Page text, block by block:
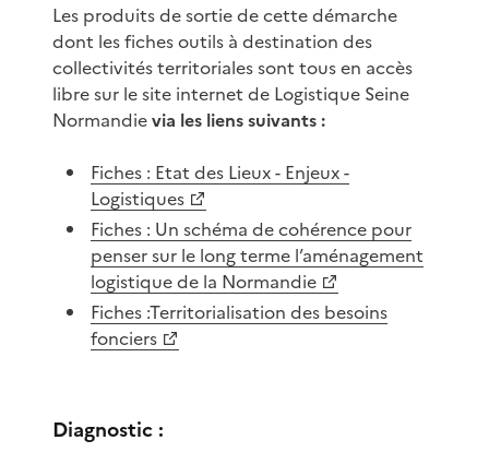
Les produits de sortie de cette démarche
dont les fiches outils à destination des
collectivités territoriales sont tous en accès
libre sur le site internet de Logistique Seine
Normandievia les liens suivants :
Fiches : Etat des Lieux - Enjeux -
Logistiques
Fiches : Un schéma de cohérence pour
penser sur le long terme l’aménagement
logistique de la Normandie
Fiches :Territorialisation des besoins
fonciers
Diagnostic :